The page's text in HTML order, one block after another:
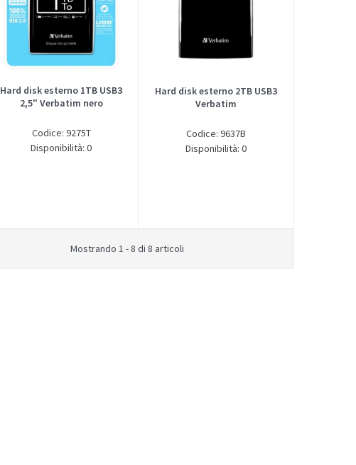
Hard disk esterno 1TB USB3
2,5" Verbatim nero
Codice: 9275T
Disponibilità: 0
Hard disk esterno 2TB USB3
Verbatim
Codice: 9637B
Disponibilità: 0
Mostrando 1 - 8 di 8 articoli